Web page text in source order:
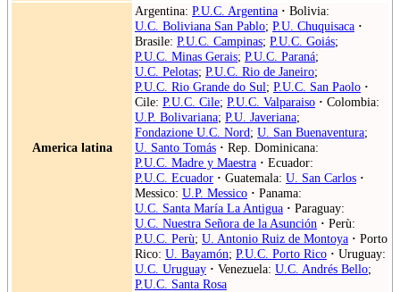
America latina
Argentina: P.U.C. Argentina · Bolivia:
U.C. Boliviana San Pablo; P.U. Chuquisaca ·
Brasile: P.U.C. Campinas; P.U.C. Goiás;
P.U.C. Minas Gerais; P.U.C. Paraná;
U.C. Pelotas; P.U.C. Rio de Janeiro;
P.U.C. Rio Grande do Sul; P.U.C. San Paolo ·
Cile: P.U.C. Cile; P.U.C. Valparaiso · Colombia:
U.P. Bolivariana; P.U. Javeriana;
Fondazione U.C. Nord; U. San Buenaventura;
U. Santo Tomás · Rep. Dominicana:
P.U.C. Madre y Maestra · Ecuador:
P.U.C. Ecuador · Guatemala: U. San Carlos ·
Messico: U.P. Messico · Panama:
U.C. Santa María La Antigua · Paraguay:
U.C. Nuestra Señora de la Asunción · Perù:
P.U.C. Perù; U. Antonio Ruiz de Montoya · Porto
Rico: U. Bayamón; P.U.C. Porto Rico · Uruguay:
U.C. Uruguay · Venezuela: U.C. Andrés Bello;
P.U.C. Santa Rosa